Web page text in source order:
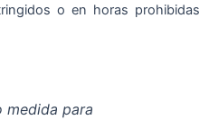
o en horas prohibidas
medida para